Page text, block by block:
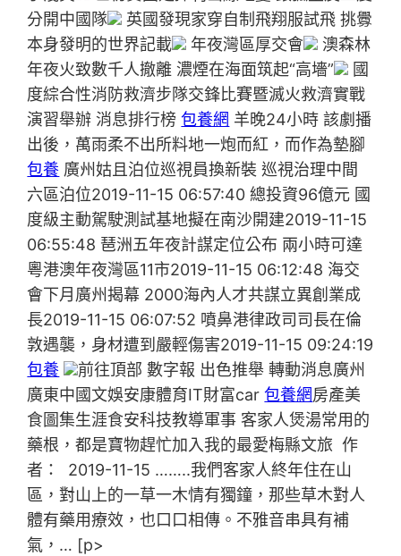
分開中國隊
英國發現家穿自制飛翔服試飛 挑釁
本身發明的世界記載
年夜灣區厚交會
澳森林
年夜火致數千人撤離 濃煙在海面筑起“高墻”
國
度綜合性消防救濟步隊交鋒比賽暨滅火救濟實戰
演習舉辦 消息排行榜包養網 羊晚24小時 該劇播
出後，萬雨柔不出所料地一炮而紅，而作為墊腳
包養 廣州姑且泊位巡視員換新裝 巡視治理中間
六區泊位2019-11-15 06:57:40 總投資96億元 國
度級主動駕駛測試基地擬在南沙開建2019-11-15
06:55:48 琶洲五年夜計謀定位公布 兩小時可達
粵港澳年夜灣區11市2019-11-15 06:12:48 海交
會下月廣州揭幕 2000海內人才共謀立異創業成
長2019-11-15 06:07:52 噴鼻港律政司司長在倫
敦遇襲，身材遭到嚴輕傷害2019-11-15 09:24:19
包養
前往頂部 數字報 出色推舉 轉動消息廣州
廣東中國文娛安康體育IT財富car包養網房產美
食圖集生涯食安科技教導軍事 客家人煲湯常用的
藥根，都是寶物趕忙加入我的最愛梅縣文旅 作
者： 2019-11-15 ……..我們客家人終年住在山
區，對山上的一草一木情有獨鐘，那些草木對人
體有藥用療效，也口口相傳。不雅音串具有補
氣，… [p>